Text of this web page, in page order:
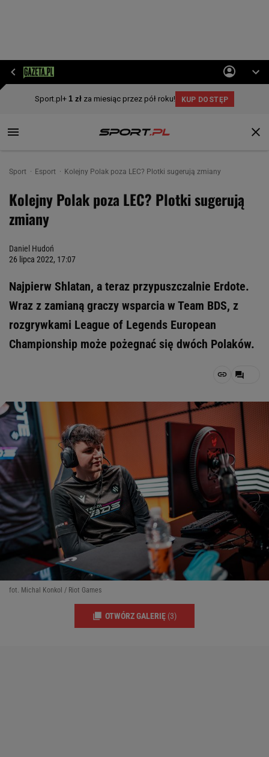
Sport Esport Kolejny Polak poza LEC? Plotki sugerują zmiany
Kolejny Polak poza LEC? Plotki sugerują
zmiany
Daniel Hudoń
26 lipca 2022, 17:07
Najpierw Shlatan, a teraz przypuszczalnie Erdote.
Wraz z zamianą graczy wsparcia w Team BDS, z
rozgrywkami League of Legends European
Championship może pożegnać się dwóch Polaków.
fot. Michal Konkol / Riot Games
OTWÓRZ GALERIĘ (3)